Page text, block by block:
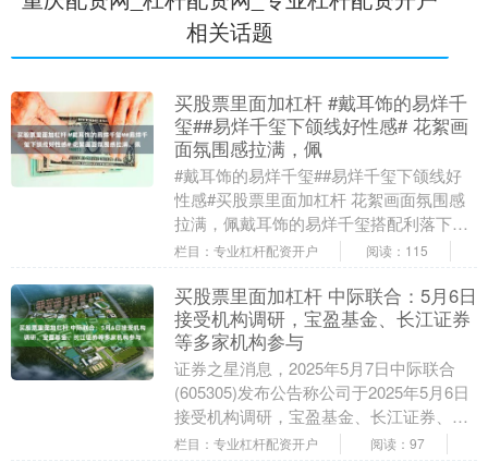
相关话题
买股票里面加杠杆 #戴耳饰的易烊千
玺##易烊千玺下颌线好性感# 花絮画
面氛围感拉满，佩
#戴耳饰的易烊千玺##易烊千玺下颌线好
性感#买股票里面加杠杆 花絮画面氛围感
拉满，佩戴耳饰的易烊千玺搭配利落下颌
线，魅力十足买股票里面加杠杆，一眼心
栏目：专业杠杆配资开户 阅读：115
买股票里面加杠杆 中际联合：5月6日
接受机构调研，宝盈基金、长江证券
等多家机构参与
证券之星消息，2025年5月7日中际联合
(605305)发布公告称公司于2025年5月6日
接受机构调研，宝盈基金、长江证券、中
庚基金、浙商证券参与。 具体内容如....
栏目：专业杠杆配资开户 阅读：97